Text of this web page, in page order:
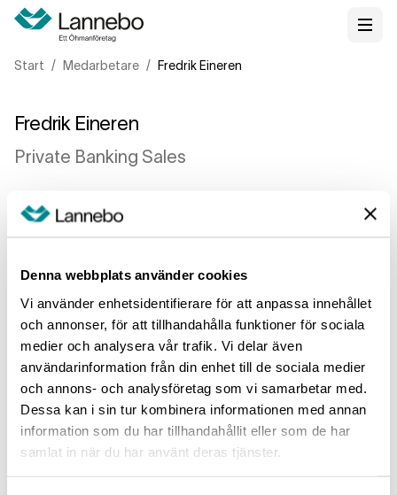
Denna webbplats använder cookies
Vi använder enhetsidentifierare för att anpassa innehållet
och annonser, för att tillhandahålla funktioner för sociala
medier och analysera vår trafik. Vi delar även
användarinformation från din enhet till de sociala medier
och annons- och analysföretag som vi samarbetar med.
Dessa kan i sin tur kombinera informationen med annan
information som du har tillhandahållit eller som de har
samlat in när du har använt deras tjänster.
Start Medarbetare Fredrik Eineren
Fredrik Eineren
Private Banking Sales
08 407 59 04
072 253 19 39
E-post
fredrik.eineren@lannebo.se
Bifogat
fredrik_eineren.jpg